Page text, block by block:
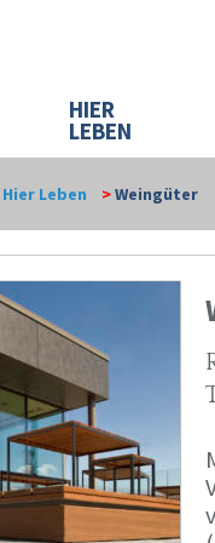
HIER
LEBEN
Hier Leben >Weingüter